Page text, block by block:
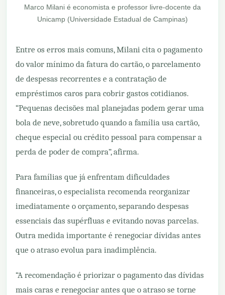
Marco Milani é economista e professor livre-docente da
Unicamp (Universidade Estadual de Campinas)
Entre os erros mais comuns, Milani cita o pagamento
do valor mínimo da fatura do cartão, o parcelamento
de despesas recorrentes e a contratação de
empréstimos caros para cobrir gastos cotidianos.
“Pequenas decisões mal planejadas podem gerar uma
bola de neve, sobretudo quando a família usa cartão,
cheque especial ou crédito pessoal para compensar a
perda de poder de compra”, afirma.
Para famílias que já enfrentam dificuldades
financeiras, o especialista recomenda reorganizar
imediatamente o orçamento, separando despesas
essenciais das supérfluas e evitando novas parcelas.
Outra medida importante é renegociar dívidas antes
que o atraso evolua para inadimplência.
“A recomendação é priorizar o pagamento das dívidas
mais caras e renegociar antes que o atraso se torne